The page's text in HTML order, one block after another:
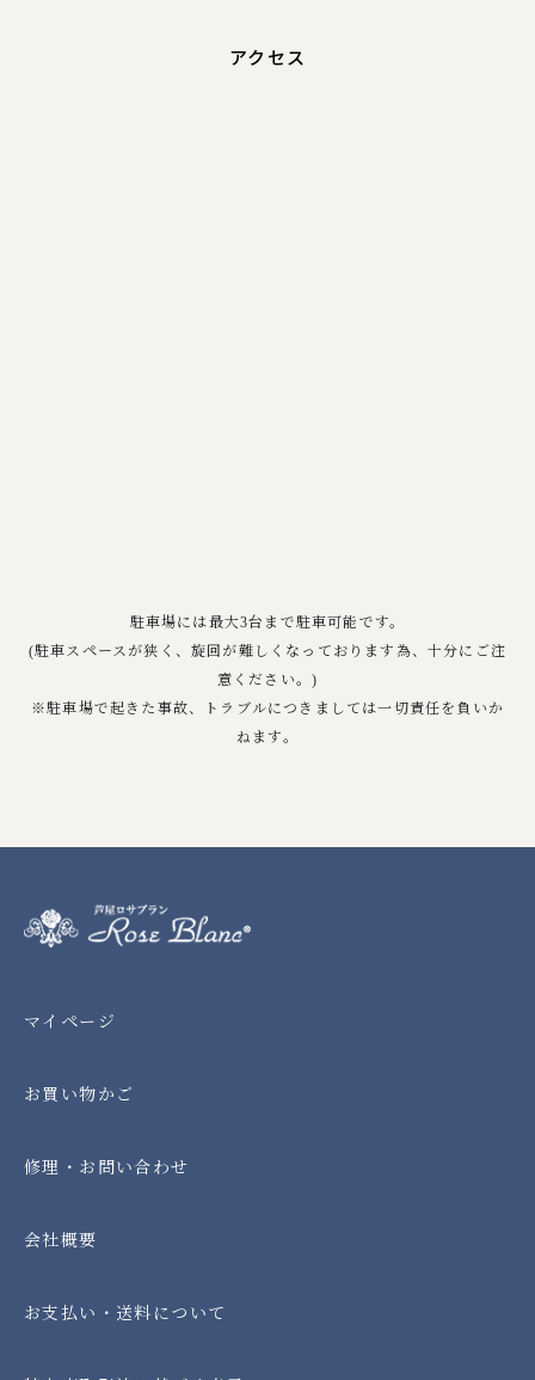
アクセス
駐車場には最大3台まで駐車可能です。
(駐車スペースが狭く、旋回が難しくなっております為、十分にご注
意ください。)
※駐車場で起きた事故、トラブルにつきましては一切責任を負いか
ねます。
マイページ
お買い物かご
修理・お問い合わせ
会社概要
お支払い・送料について